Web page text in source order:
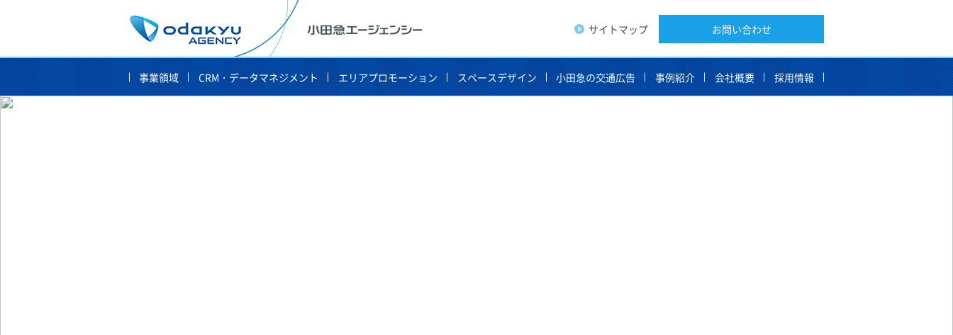
事業領域 CRM・データマネジメント エリアプロモーション スペースデザイン 小田急の交通広告 事例紹介 会社概要 採用情報
サイトマップ お問い合わせ